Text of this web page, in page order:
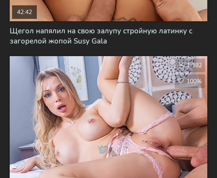
Щегол напялил на свою залупу стройную латинку с
загорелой жопой Susy Gala
42:42
1 382
100%